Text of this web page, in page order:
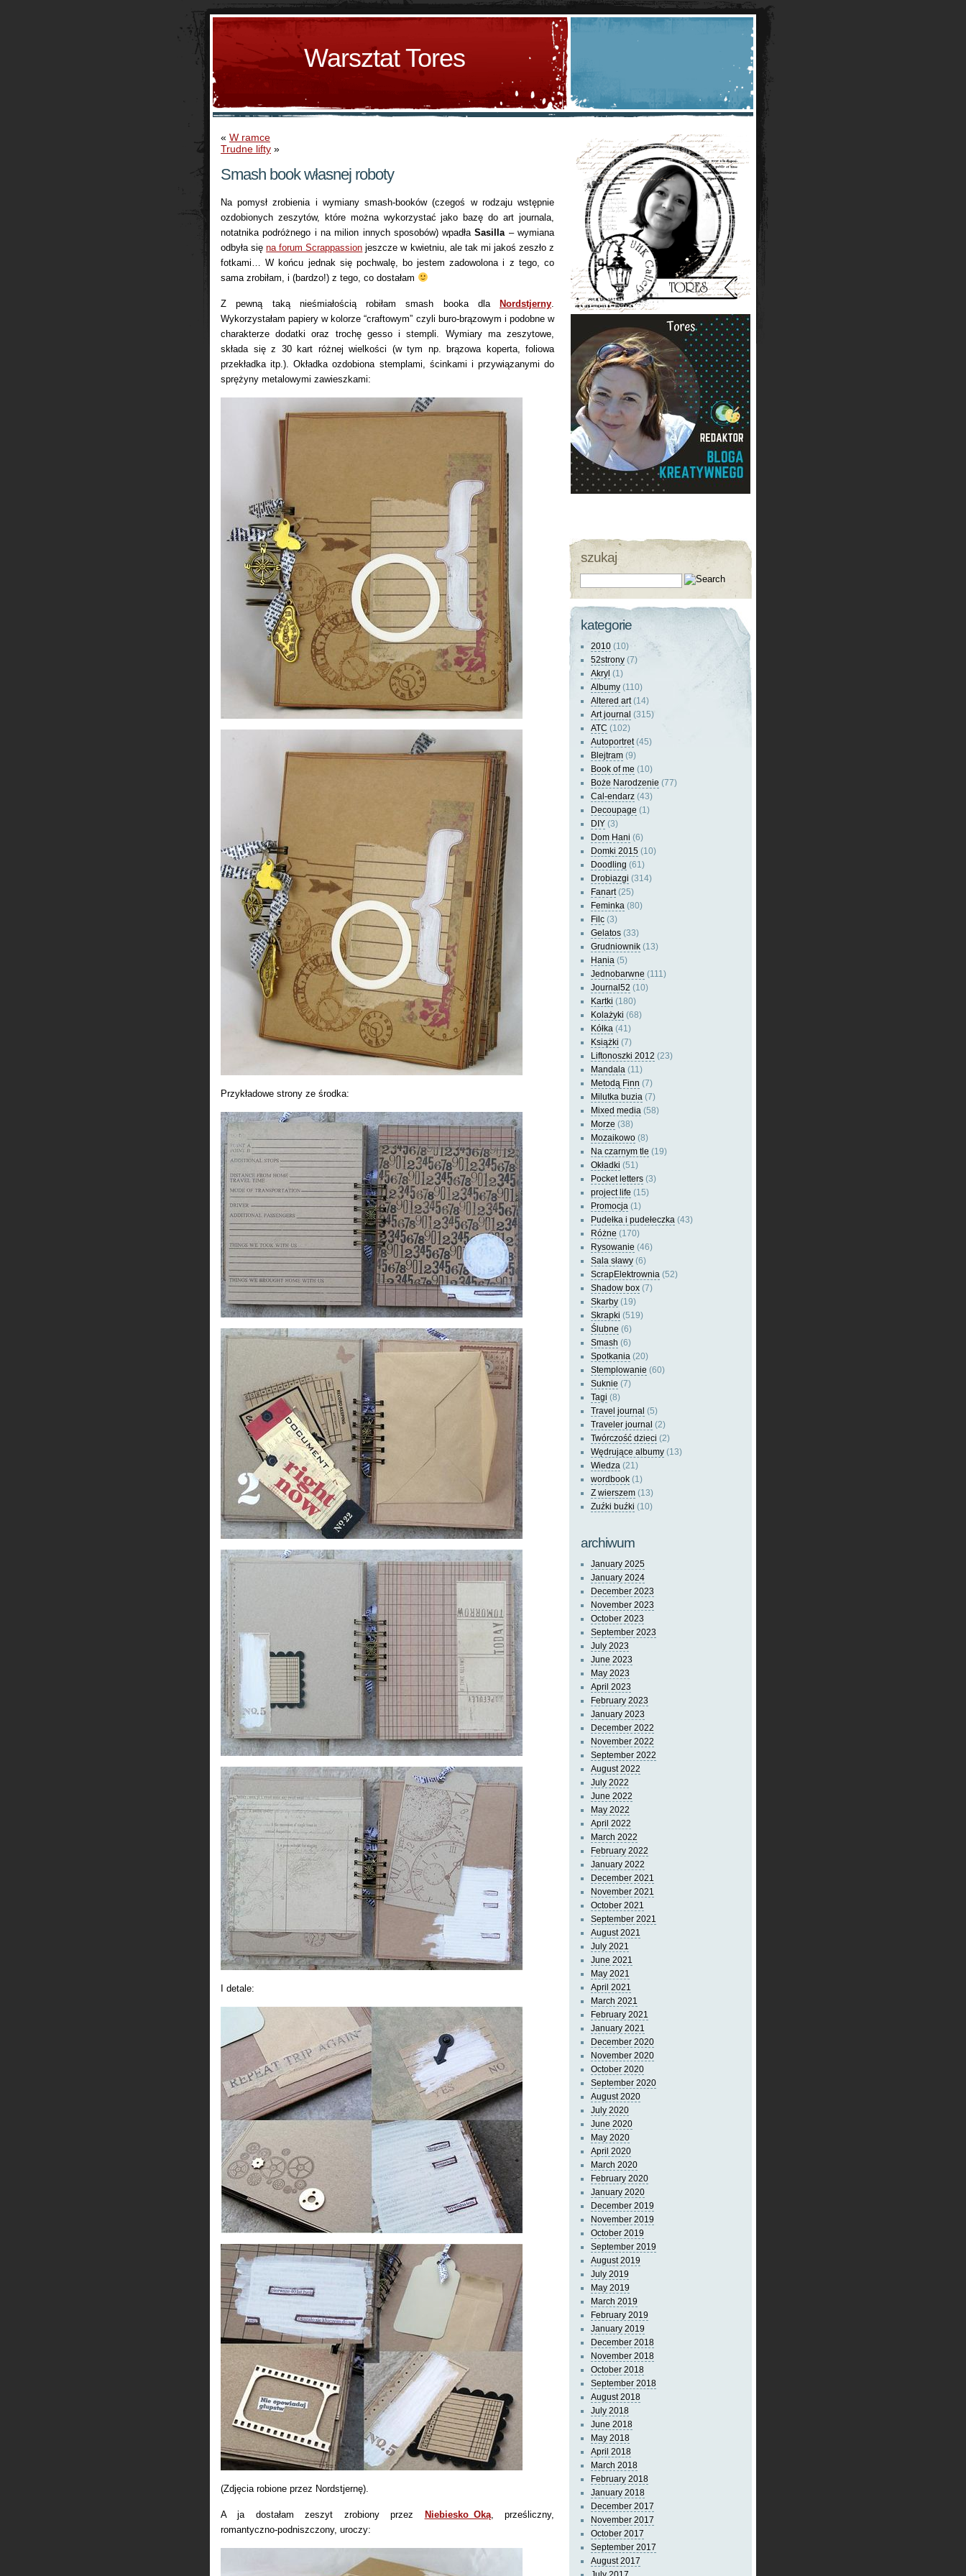
Warsztat Tores
« W ramce
Trudne lifty »
Smash book własnej roboty
Na pomysł zrobienia i wymiany smash-booków (czegoś w rodzaju wstępnie
ozdobionych zeszytów, które można wykorzystać jako bazę do art journala,
notatnika podróżnego i na milion innych sposobów) wpadłaSasilla– wymiana
odbyła sięna forum Scrappassion jeszcze w kwietniu, ale tak mi jakoś zeszło z
fotkami… W końcu jednak się pochwalę, bo jestem zadowolona i z tego, co
sama zrobiłam, i (bardzo!) z tego, co dostałam
Z pewną taką nieśmiałością robiłam smash booka dla Nordstjerny.
Wykorzystałam papiery w kolorze “craftowym” czyli buro-brązowym i podobne w
charakterze dodatki oraz trochę gesso i stempli. Wymiary ma zeszytowe,
składa się z 30 kart różnej wielkości (w tym np. brązowa koperta, foliowa
przekładka itp.). Okładka ozdobiona stemplami, ścinkami i przywiązanymi do
sprężyny metalowymi zawieszkami:
Przykładowe strony ze środka:
I detale:
(Zdjęcia robione przez Nordstjernę).
A ja dostałam zeszyt zrobiony przez Niebiesko_Oką, prześliczny,
romantyczno-podniszczony, uroczy:
szukaj
kategorie
2010 (10)
52strony (7)
Akryl (1)
Albumy (110)
Altered art(14)
Art journal (315)
ATC (102)
Autoportret(45)
Blejtram (9)
Book of me (10)
Boże Narodzenie (77)
Cal-endarz (43)
Decoupage (1)
DIY (3)
Dom Hani (6)
Domki 2015 (10)
Doodling (61)
Drobiazgi (314)
Fanart(25)
Feminka (80)
Filc (3)
Gelatos (33)
Grudniownik (13)
Hania (5)
Jednobarwne (111)
Journal52 (10)
Kartki (180)
Kolażyki (68)
Kółka (41)
Książki (7)
Liftonoszki 2012 (23)
Mandala (11)
Metodą Finn (7)
Milutka buzia (7)
Mixed media (58)
Morze (38)
Mozaikowo (8)
Na czarnym tle (19)
Okładki (51)
Pocket letters (3)
project life (15)
Promocja (1)
Pudełka i pudełeczka (43)
Różne (170)
Rysowanie (46)
Sala sławy (6)
ScrapElektrownia (52)
Shadow box (7)
Skarby (19)
Skrapki (519)
Ślubne (6)
Smash (6)
Spotkania (20)
Stemplowanie (60)
Suknie (7)
Tagi (8)
Travel journal (5)
Traveler journal (2)
Twórczość dzieci (2)
Wędrujące albumy (13)
Wiedza (21)
wordbook (1)
Z wierszem (13)
Zuźki buźki (10)
archiwum
January 2025
January 2024
December 2023
November 2023
October 2023
September 2023
July 2023
June 2023
May 2023
April 2023
February 2023
January 2023
December 2022
November 2022
September 2022
August 2022
July 2022
June 2022
May 2022
April 2022
March 2022
February 2022
January 2022
December 2021
November 2021
October 2021
September 2021
August 2021
July 2021
June 2021
May 2021
April 2021
March 2021
February 2021
January 2021
December 2020
November 2020
October 2020
September 2020
August 2020
July 2020
June 2020
May 2020
April 2020
March 2020
February 2020
January 2020
December 2019
November 2019
October 2019
September 2019
August 2019
July 2019
May 2019
March 2019
February 2019
January 2019
December 2018
November 2018
October 2018
September 2018
August 2018
July 2018
June 2018
May 2018
April 2018
March 2018
February 2018
January 2018
December 2017
November 2017
October 2017
September 2017
August 2017